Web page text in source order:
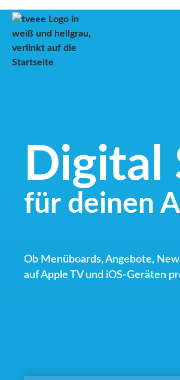
springen
Digital
für deinen
Ob Menüboards, Angebote,
auf Apple TV und iOS-Geräten